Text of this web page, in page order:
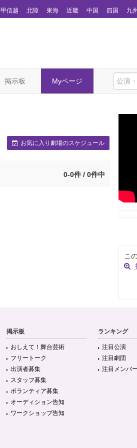
甲信越 北陸 東海 近畿 中国 四国 九州
掲示板 Myページ
お気に入り劇場のスケジュール
0-0件 / 0件中
こ
掲示板
おしえて！舞台芸術
フリートーク
出演者募集
スタッフ募集
ボランティア募集
オーディション告知
ワークショップ告知
ランキング
注目公演
注目劇団
注目メンバー